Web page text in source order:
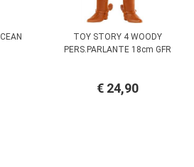
TOY STORY 4 WOODY
PERS.PARLANTE 18cm GFR
€ 24,90